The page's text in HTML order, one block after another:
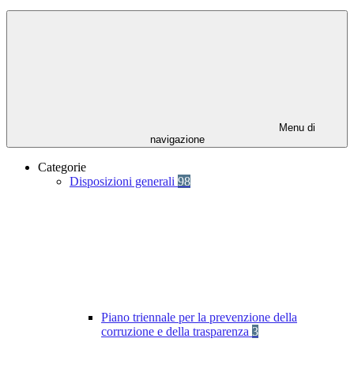
Menu di
navigazione
Categorie
Disposizioni generali 98
Piano triennale per la prevenzione della
corruzione e della trasparenza 3